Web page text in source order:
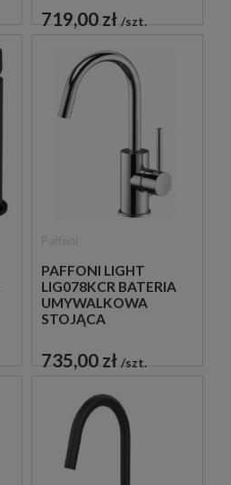
CZARNA
719,00 zł szt.
PAFFONI LIGHT
LIG078KCR BATERIA
UMYWALKOWA
STOJĄCA
CHROM
735,00 zł szt.